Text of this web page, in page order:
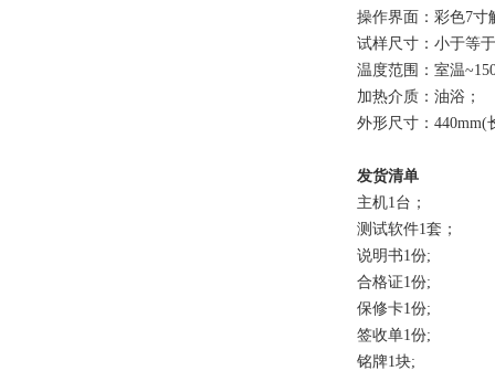
操作界面：彩色7寸
试样尺寸：小于等
温度范围：室温
加热介质：油浴；
外形尺寸：440mm(
发货清单
主机1台；
测试软件1套；
说明书1份;
合格证1份;
保修卡1份;
签收单1份;
铭牌1块;